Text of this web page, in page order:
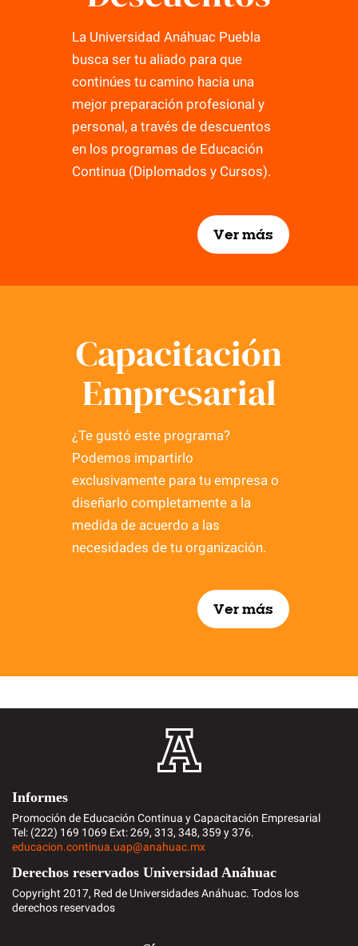
La Universidad Anáhuac Puebla
busca ser tu aliado para que
continúes tu camino hacia una
mejor preparación profesional y
personal, a través de descuentos
en los programas de Educación
Continua (Diplomados y Cursos).
Ver más
Capacitación
Empresarial
¿Te gustó este programa?
Podemos impartirlo
exclusivamente para tu empresa o
diseñarlo completamente a la
medida de acuerdo a las
necesidades de tu organización.
Ver más
Informes
Promoción de Educación Continua y Capacitación Empresarial
Tel: (222) 169 1069 Ext: 269, 313, 348, 359 y 376.
educacion.continua.uap@anahuac.mx
Derechos reservados Universidad Anáhuac
Copyright 2017, Red de Universidades Anáhuac. Todos los
derechos reservados